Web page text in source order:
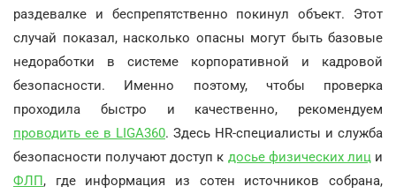
раздевалке и беспрепятственно покинул объект. Этот
случай показал, насколько опасны могут быть базовые
недоработки в системе корпоративной и кадровой
безопасности. Именно поэтому, чтобы проверка
проходила быстро и качественно, рекомендуем
проводить ее в LIGA360. Здесь HR-специалисты и служба
безопасности получают доступ к досье физических лици
ФЛП, где информация из сотен источников собрана,